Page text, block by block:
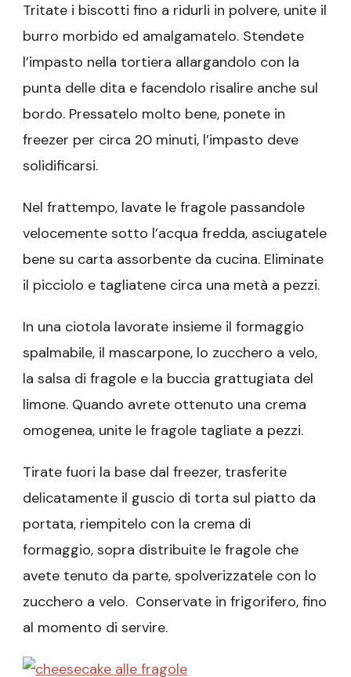
Tritate i biscotti fino a ridurli in polvere, unite il
burro morbido ed amalgamatelo. Stendete
l’impasto nella tortiera allargandolo con la
punta delle dita e facendolo risalire anche sul
bordo. Pressatelo molto bene, ponete in
freezer per circa 20 minuti, l’impasto deve
solidificarsi.
Nel frattempo, lavate le fragole passandole
velocemente sotto l’acqua fredda, asciugatele
bene su carta assorbente da cucina. Eliminate
il picciolo e tagliatene circa una metà a pezzi.
In una ciotola lavorate insieme il formaggio
spalmabile, il mascarpone, lo zucchero a velo,
la salsa di fragole e la buccia grattugiata del
limone. Quando avrete ottenuto una crema
omogenea, unite le fragole tagliate a pezzi.
Tirate fuori la base dal freezer, trasferite
delicatamente il guscio di torta sul piatto da
portata, riempitelo con la crema di
formaggio, sopra distribuite le fragole che
avete tenuto da parte, spolverizzatele con lo
zucchero a velo. Conservate in frigorifero, fino
al momento di servire.